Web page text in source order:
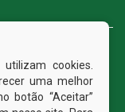
cookies.
uma melhor
botão “Aceitar”